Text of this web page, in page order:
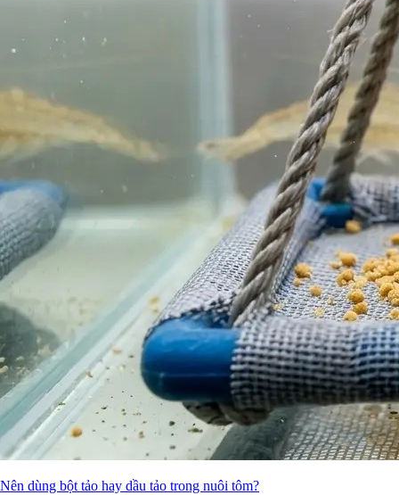
Nên dùng bột tảo hay dầu tảo trong nuôi tôm?